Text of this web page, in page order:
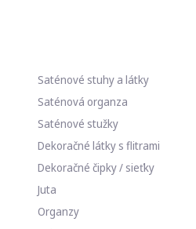
Saténové stuhy a látky
Saténová organza
Saténové stužky
Dekoračné látky s flitrami
Dekoračné čipky / sieťky
Juta
Organzy